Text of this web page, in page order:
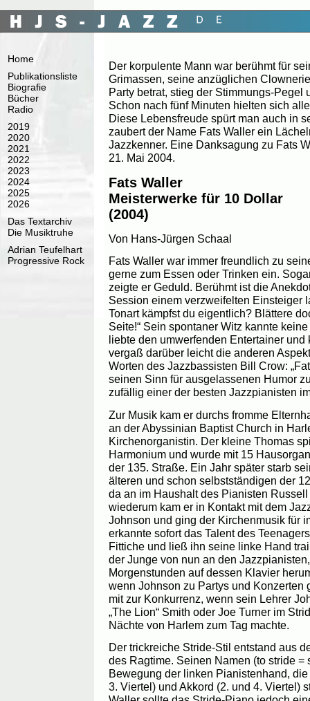
Home
Publikationsliste
Biografie
Bücher
Radio
2019
2020
2021
2022
2023
2024
2025
2026
Das Textarchiv
Die Musiktruhe
Adrian Teufelhart
Progressive Rock
Der korpulente Mann war berühmt für
Grimassen, seine anzüglichen
Party betrat, stieg der Stimmungs-Pegel
Schon nach fünf Minuten hielten sich
Diese Lebensfreude spürt man auch in
zaubert der Name Fats Waller ein
Jazzkenner. Eine Danksagung zu Fats
21. Mai 2004.
Fats Waller
Meisterwerke für 10 Dollar
(2004)
Von Hans-Jürgen Schaal
Fats Waller war immer freundlich zu
gerne zum Essen oder Trinken ein.
zeigte er Geduld. Berühmt ist die
Session einem verzweifelten Einsteiger
Tonart kämpfst du eigentlich? Blättere
Seite!“ Sein spontaner Witz kannte
liebte den umwerfenden Entertainer
vergaß darüber leicht die anderen
Worten des Jazzbassisten Bill Crow:
seinen Sinn für ausgelassenen Humor
zufällig einer der besten Jazzpianisten
Zur Musik kam er durchs fromme
an der Abyssinian Baptist Church in
Kirchenorganistin. Der kleine Thomas
Harmonium und wurde mit 15
der 135. Straße. Ein Jahr später starb
älteren und schon selbstständigen der
da an im Haushalt des Pianisten
wiederum kam er in Kontakt mit dem
Johnson und ging der Kirchenmusik für
erkannte sofort das Talent des
Fittiche und ließ ihn seine linke Hand
der Junge von nun an den
Morgenstunden auf dessen Klavier
wenn Johnson zu Partys und Konzerten
mit zur Konkurrenz, wenn sein Lehrer
„The Lion“ Smith oder Joe Turner im
Nächte von Harlem zum Tag machte.
Der trickreiche Stride-Stil entstand aus
des Ragtime. Seinen Namen (to stride =
Bewegung der linken Pianistenhand,
3. Viertel) und Akkord (2. und 4. Viertel)